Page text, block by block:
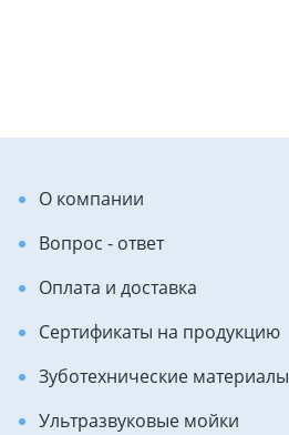
О компании
Вопрос - ответ
Оплата и доставка
Сертификаты на продукцию
Зуботехнические материалы
Ультразвуковые мойки